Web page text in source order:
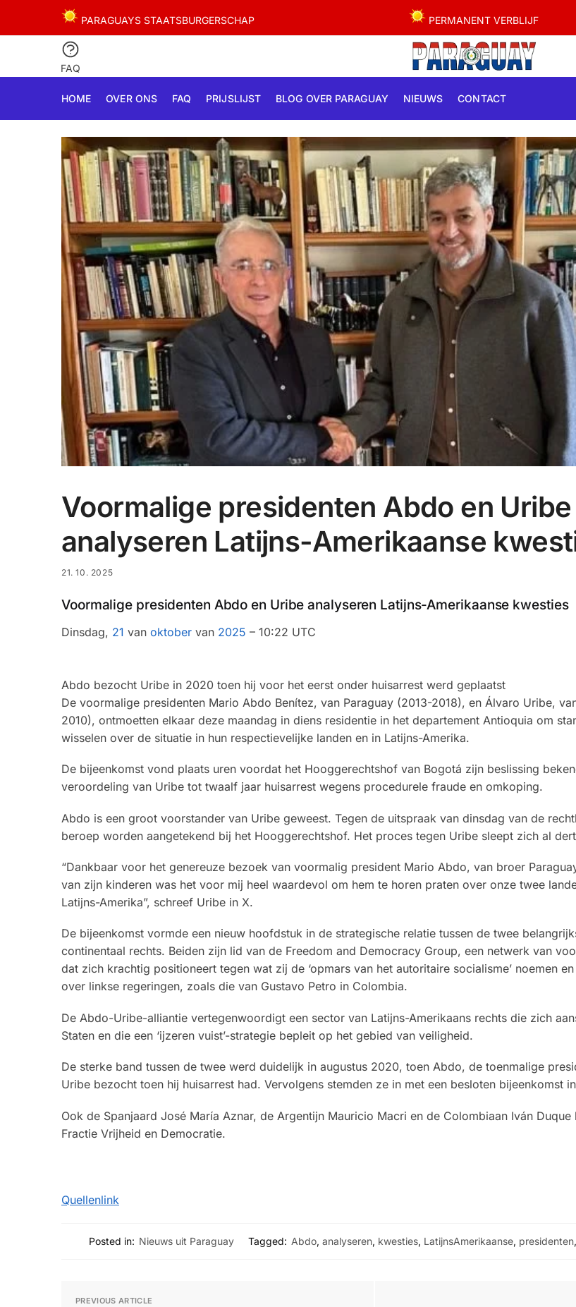
PARAGUAYS STAATSBURGERSCHAP PERMANENT VERBLIJF
FAQ
HOME OVER ONS FAQ PRIJSLIJST BLOG OVER PARAGUAY NIEUWS CONTACT
Voormalige presidenten Abdo en Uribe
analyseren Latijns-Amerikaanse
21. 10. 2025
Voormalige presidenten Abdo en Uribe analyseren Latijns-Amerikaanse kwesties
Dinsdag, 21 van oktober van 2025 – 10:22 UTC
Abdo bezocht Uribe in 2020 toen hij voor het eerst onder huisarrest werd geplaatst
De voormalige presidenten Mario Abdo Benítez, van Paraguay (2013-2018), en Álvaro Uribe,
2010), ontmoetten elkaar deze maandag in diens residentie in het departement Antioquia om
wisselen over de situatie in hun respectievelijke landen en in Latijns-Amerika.
De bijeenkomst vond plaats uren voordat het Hooggerechtshof van Bogotá zijn beslissing
veroordeling van Uribe tot twaalf jaar huisarrest wegens procedurele fraude en omkoping.
Abdo is een groot voorstander van Uribe geweest. Tegen de uitspraak van dinsdag van de
beroep worden aangetekend bij het Hooggerechtshof. Het proces tegen Uribe sleept zich al
“Dankbaar voor het genereuze bezoek van voormalig president Mario Abdo, van broer
van zijn kinderen was het voor mij heel waardevol om hem te horen praten over onze twee
Latijns-Amerika”, schreef Uribe in X.
De bijeenkomst vormde een nieuw hoofdstuk in de strategische relatie tussen de twee
continentaal rechts. Beiden zijn lid van de Freedom and Democracy Group, een netwerk van
dat zich krachtig positioneert tegen wat zij de ‘opmars van het autoritaire socialisme’ noemen
over linkse regeringen, zoals die van Gustavo Petro in Colombia.
De Abdo-Uribe-alliantie vertegenwoordigt een sector van Latijns-Amerikaans rechts die zich
Staten en die een ‘ijzeren vuist’-strategie bepleit op het gebied van veiligheid.
De sterke band tussen de twee werd duidelijk in augustus 2020, toen Abdo, de toenmalige
Uribe bezocht toen hij huisarrest had. Vervolgens stemden ze in met een besloten bijeenkomst
Ook de Spanjaard José María Aznar, de Argentijn Mauricio Macri en de Colombiaan Iván
Fractie Vrijheid en Democratie.
Quellenlink
Posted in: Nieuws uit Paraguay Tagged: Abdo, analyseren, kwesties, LatijnsAmerikaanse, presidenten,
PREVIOUS ARTICLE